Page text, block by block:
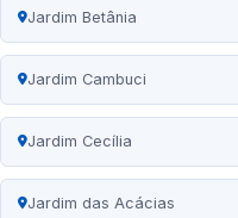
Jardim Betânia
Jardim Cambuci
Jardim Cecília
Jardim das Acácias